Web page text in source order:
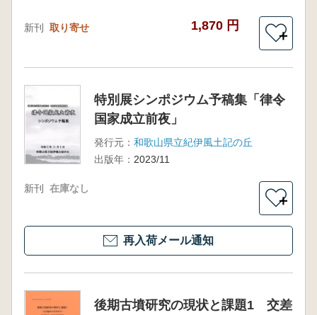
新刊 取り寄せ 1,870 円
＋
特別展シンポジウム予稿集「律令
国家成立前夜」
発行元： 和歌山県立紀伊風土記の丘
出版年： 2023/11
新刊 在庫なし
＋
再入荷メール通知
後期古墳研究の現状と課題1 交差